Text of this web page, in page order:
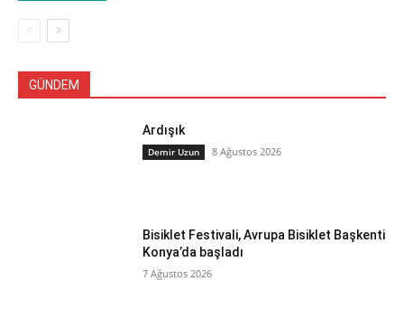
GÜNDEM
Ardışık
Demir Uzun 8 Ağustos 2026
Bisiklet Festivali, Avrupa Bisiklet Başkenti
Konya’da başladı
7 Ağustos 2026